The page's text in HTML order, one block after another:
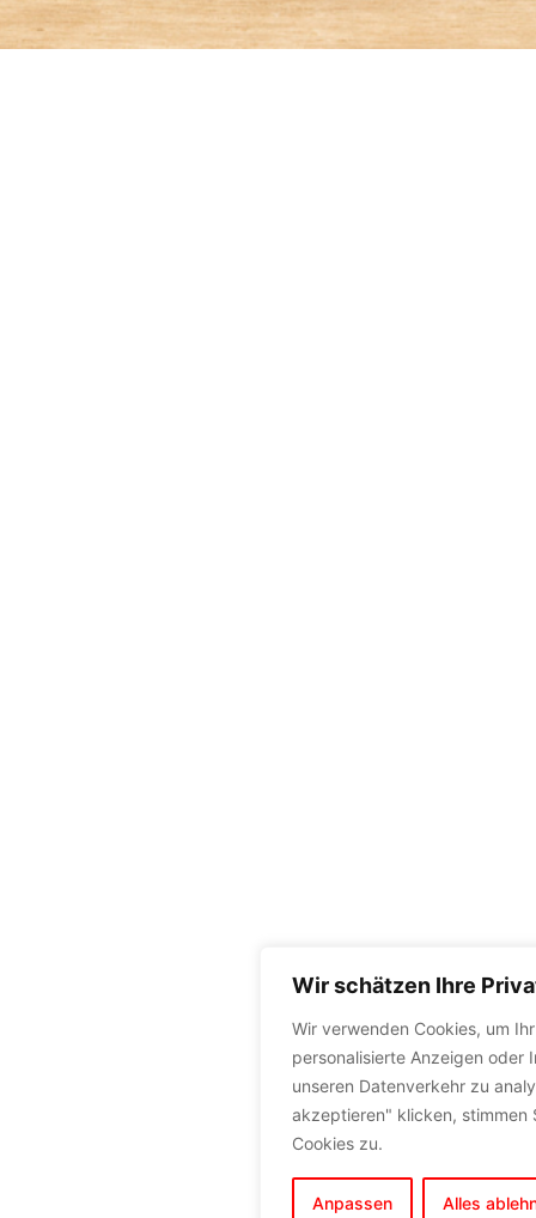
Wir schätzen Ihre
Wir verwenden Cookies, um
personalisierte Anzeigen oder
unseren Datenverkehr zu
akzeptieren" klicken, stimmen
Cookies zu.
Anpassen Alles